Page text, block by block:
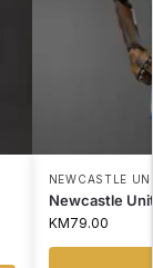
NEWCASTLE
Newcastle
KM79.00